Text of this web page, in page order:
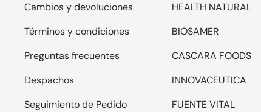
Cambios y devoluciones
Términos y condiciones
Preguntas frecuentes
Despachos
Seguimiento de Pedido
HEALTH NATURAL
BIOSAMER
CASCARA FOODS
INNOVACEUTICA
FUENTE VITAL